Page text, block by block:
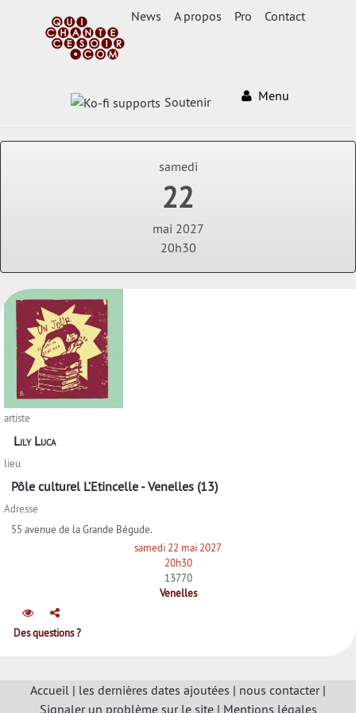
News A propos Pro Contact
Soutenir Menu
samedi
22
mai 2027
20h30
artiste
Lily Luca
lieu
Pôle culturel L’Etincelle - Venelles (13)
Adresse
55 avenue de la Grande Bégude.
samedi 22 mai 2027
20h30
13770
Venelles
Des questions ?
Accueil | les dernières dates ajoutées | nous contacter|
Signaler un problème sur le site| Mentions légales